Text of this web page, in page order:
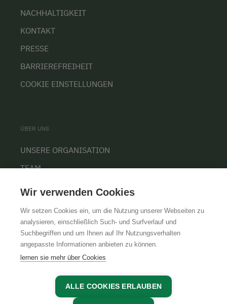
NACHHALTIGKEIT
KONTAKT
PRESSE
BARRIEREFREIHEIT
COOKIE EINSTELLUNGEN
ÜBER UNS
UNSERE ORGANISATION
TEAM
KARRIERE
AGBIMPRESSUMDATENSCHUTZ
Wir verwenden Cookies
Wir setzen Cookies ein, um die Nutzung unserer Webseiten zu
analysieren, einschließlich Such- und Surfverlauf und
Suchbegriffen und um Ihnen auf Ihr Nutzungsverhalten
angepasste Informationen anbieten zu können.
lernen sie mehr über Cookies
ALLE COOKIES ERLAUBEN